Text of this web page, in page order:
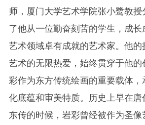
师，厦门大学艺术学院张小鹭教授
了他从一位勤奋刻苦的学生，成长
艺术领域卓有成就的艺术家。他
艺术的无限热爱，始终贯穿于他
彩作为东方传统绘画的重要载体，
化底蕴和审美特质。历史上早在唐
东传的时候，岩彩曾经被作为圣